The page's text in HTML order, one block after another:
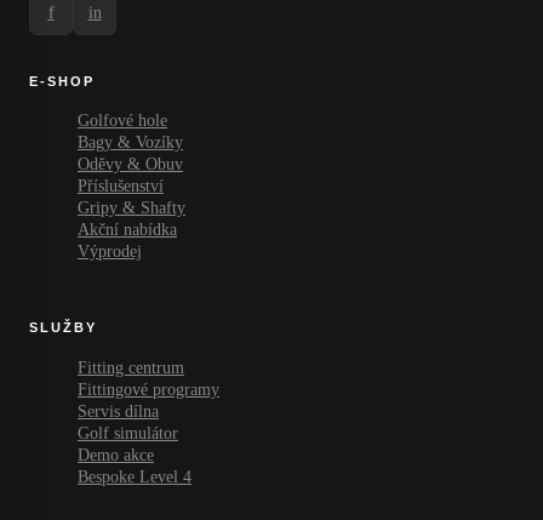
f in
E-SHOP
Golfové hole
Bagy & Vozíky
Oděvy & Obuv
Příslušenství
Gripy & Shafty
Akční nabídka
Výprodej
SLUŽBY
Fitting centrum
Fittingové programy
Servis dílna
Golf simulátor
Demo akce
Bespoke Level 4